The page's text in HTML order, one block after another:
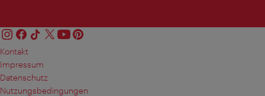
Kontakt
Impressum
Datenschutz
Nutzungsbedingungen